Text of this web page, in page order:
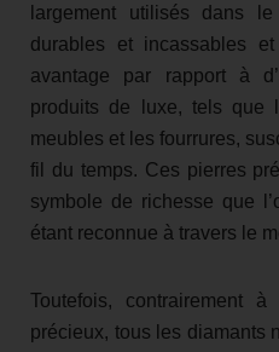
largement utilisés dans
durables et incassables
avantage par rapport à
produits de luxe, tels que
meubles et les fourrures,
fil du temps. Ces pierres
symbole de richesse que
étant reconnue à travers le
Toutefois, contrairement
précieux, tous les diamants